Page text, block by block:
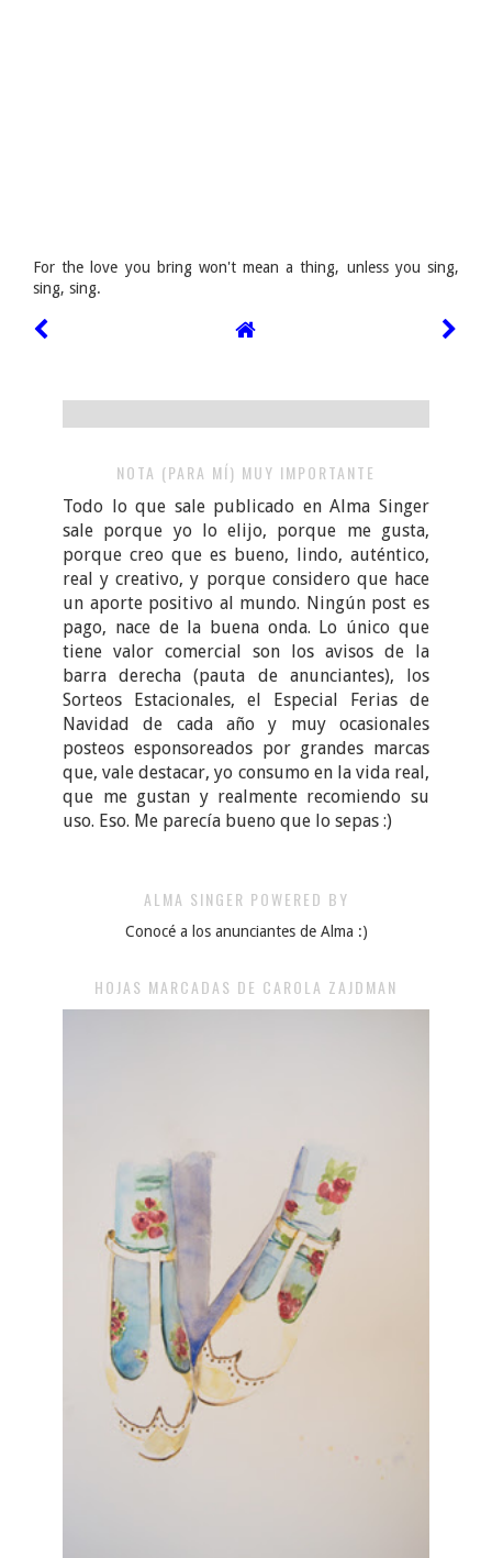
For the love you bring won't mean a thing, unless you sing,
sing, sing.
NOTA (PARA MÍ) MUY IMPORTANTE
Todo lo que sale publicado en Alma Singer
sale porque yo lo elijo, porque me gusta,
porque creo que es bueno, lindo, auténtico,
real y creativo, y porque considero que hace
un aporte positivo al mundo. Ningún post es
pago, nace de la buena onda. Lo único que
tiene valor comercial son los avisos de la
barra derecha (pauta de anunciantes), los
Sorteos Estacionales, el Especial Ferias de
Navidad de cada año y muy ocasionales
posteos esponsoreados por grandes marcas
que, vale destacar, yo consumo en la vida real,
que me gustan y realmente recomiendo su
uso. Eso. Me parecía bueno que lo sepas :)
ALMA SINGER POWERED BY
Conocé a los anunciantes de Alma :)
HOJAS MARCADAS DE CAROLA ZAJDMAN